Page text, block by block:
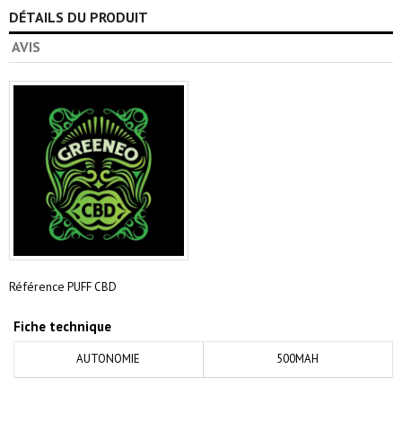
DÉTAILS DU PRODUIT
AVIS
Référence PUFF CBD
Fiche technique
AUTONOMIE 500MAH